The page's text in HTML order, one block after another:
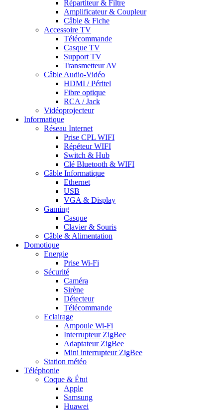
Répartiteur & Filtre
Amplificateur & Coupleur
Câble & Fiche
Accessoire TV
Télécommande
Casque TV
Support TV
Transmetteur AV
Câble Audio-Vidéo
HDMI / Péritel
Fibre optique
RCA / Jack
Vidéoprojecteur
Informatique
Réseau Internet
Prise CPL WIFI
Répéteur WIFI
Switch & Hub
Clé Bluetooth & WIFI
Câble Informatique
Ethernet
USB
VGA & Display
Gaming
Casque
Clavier & Souris
Câble & Alimentation
Domotique
Energie
Prise Wi-Fi
Sécurité
Caméra
Sirène
Détecteur
Télécommande
Eclairage
Ampoule Wi-Fi
Interrupteur ZigBee
Adaptateur ZigBee
Mini interrupteur ZigBee
Station météo
Téléphonie
Coque & Étui
Apple
Samsung
Huawei